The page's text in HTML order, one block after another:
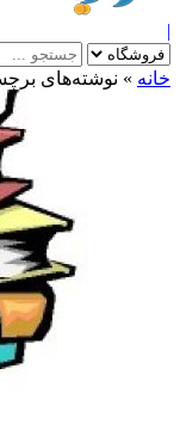
|
خانه » نوشته‌های